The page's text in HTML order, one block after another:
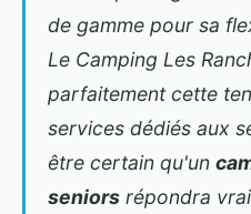
de gamme pour sa
Le Camping Les
parfaitement cette
services dédiés aux
être certain qu'un
seniors répondra